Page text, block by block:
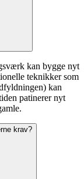
kan bygge nyt
teknikker som
kan
patinerer nyt
krav?